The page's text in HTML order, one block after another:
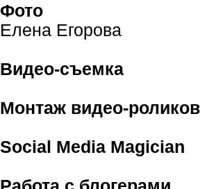
Фото
Елена Егорова
Видео-съемка
Монтаж видео-роликов
Social Media Magician